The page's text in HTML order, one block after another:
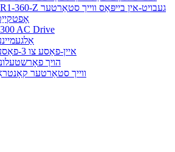
SCKR1-360-Z געבויט-אין בייפּאַס ווייך סטאַרטער
AC Drive
איין-פאַסע צו 3-פאַסע טיפּ
הויך
ווייך סטאַרטער